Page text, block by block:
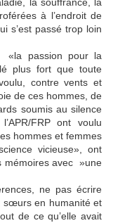
à l’endroit de
s’est passé trop loin
«la passion pour la
plus fort que toute
contre vents et
de ces hommes, de
soumis au silence
FRP ont voulu
hommes et femmes
vicieuse», ont
mémoires avec »une
ne pas écrire
sœurs en humanité et
de ce qu’elle avait